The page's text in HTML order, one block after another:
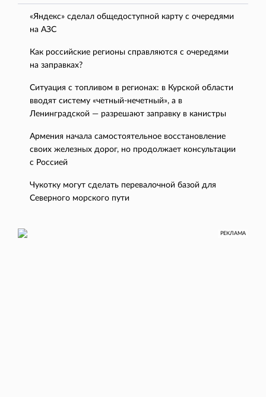
«Яндекс» сделал общедоступной карту с очередями
на АЗС
Как российские регионы справляются с очередями
на заправках?
Ситуация с топливом в регионах: в Курской области
вводят систему «четный-нечетный», а в
Ленинградской — разрешают заправку в канистры
Армения начала самостоятельное восстановление
своих железных дорог, но продолжает консультации
с Россией
Чукотку могут сделать перевалочной базой для
Северного морского пути
РЕКЛАМА